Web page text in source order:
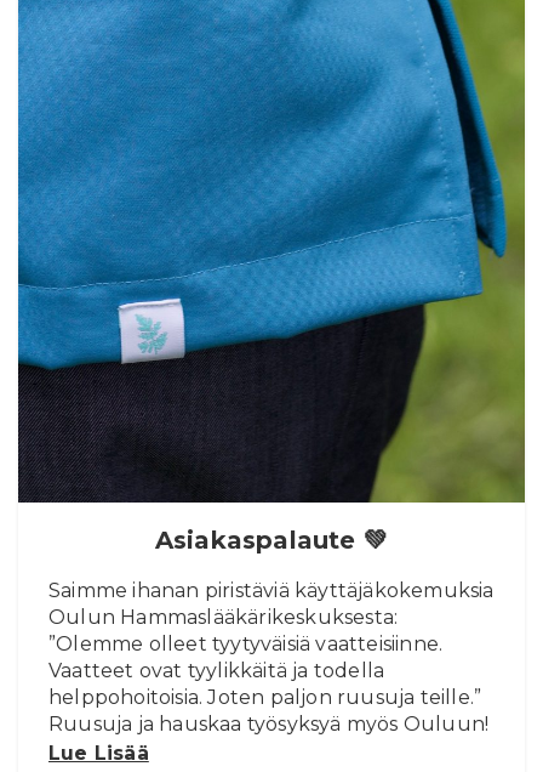
Asiakaspalaute 💚
Saimme ihanan piristäviä käyttäjäkokemuksia
Oulun Hammaslääkärikeskuksesta:
”Olemme olleet tyytyväisiä vaatteisiinne.
Vaatteet ovat tyylikkäitä ja todella
helppohoitoisia. Joten paljon ruusuja teille.”
Ruusuja ja hauskaa työsyksyä myös Ouluun!
Lue Lisää